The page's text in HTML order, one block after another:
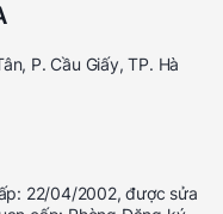
P. Cầu Giấy, TP. Hà
22/04/2002, được sửa